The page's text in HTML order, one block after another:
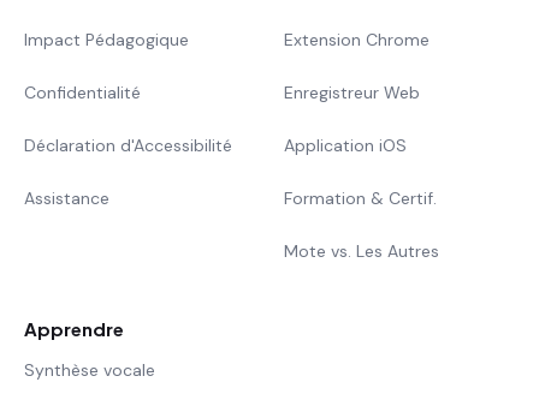
Impact Pédagogique
Confidentialité
Déclaration d'Accessibilité
Assistance
Extension Chrome
Enregistreur Web
Application iOS
Formation & Certif.
Mote vs. Les Autres
Apprendre
Synthèse vocale